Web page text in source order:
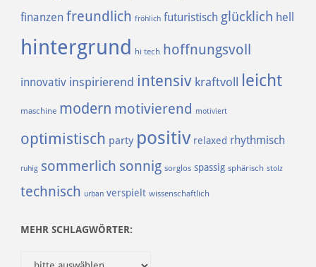
finanzen freundlich fröhlich futuristisch glücklich hell
hintergrund hi tech hoffnungsvoll
innovativ inspirierend intensiv kraftvoll leicht
maschine modern motivierend motiviert
optimistisch party positiv relaxed rhythmisch
ruhig sommerlich sonnig sorglos spassig sphärisch stolz
technisch urban verspielt wissenschaftlich
MEHR SCHLAGWÖRTER: